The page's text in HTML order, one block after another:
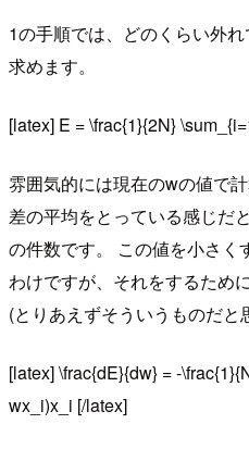
1の手順では、どのくらい外
求めます。
[latex] E = \frac{1}{2N}
雰囲気的には現在のwの値で
差の平均をとっている感じだ
の件数です。 この値を小さく
わけですが、それをするため
(とりあえずそういうものだと
[latex] \frac{dE}{dw} = -
wx_i)x_i [/latex]